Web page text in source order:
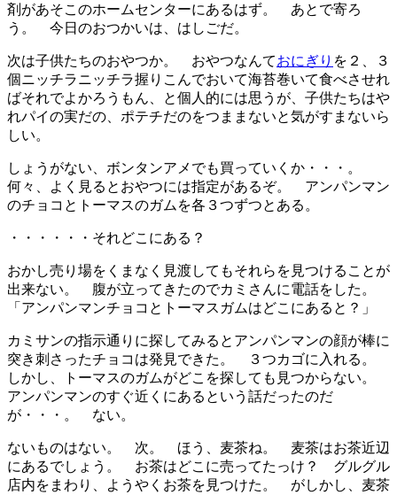
剤があそこのホームセンターにあるはず。 あとで寄ろ
う。 今日のおつかいは、はしごだ。
次は子供たちのおやつか。 おやつなんておにぎり を２、３
個ニッチラニッチラ握りこんでおいて海苔巻いて食べさせれ
ばそれでよかろうもん、と個人的には思うが、子供たちはや
れパイの実だの、ポテチだのをつままないと気がすまないら
しい。
しょうがない、ボンタンアメでも買っていくか・・・。
何々、よく見るとおやつには指定があるぞ。 アンパンマン
のチョコとトーマスのガムを各３つずつとある。
・・・・・・それどこにある？
おかし売り場をくまなく見渡してもそれらを見つけることが
出来ない。 腹が立ってきたのでカミさんに電話をした。
「アンパンマンチョコとトーマスガムはどこにあると？」
カミサンの指示通りに探してみるとアンパンマンの顔が棒に
突き刺さったチョコは発見できた。 ３つカゴに入れる。
しかし、トーマスのガムがどこを探しても見つからない。
アンパンマンのすぐ近くにあるという話だったのだ
が・・・。 ない。
ないものはない。 次。 ほう、麦茶ね。 麦茶はお茶近辺
にあるでしょう。 お茶はどこに売ってたっけ？ グルグル
店内をまわり、ようやくお茶を見つけた。 がしかし、麦茶